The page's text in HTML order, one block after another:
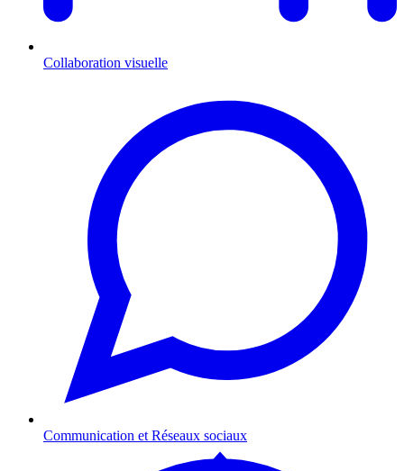
Collaboration visuelle
Communication et Réseaux sociaux